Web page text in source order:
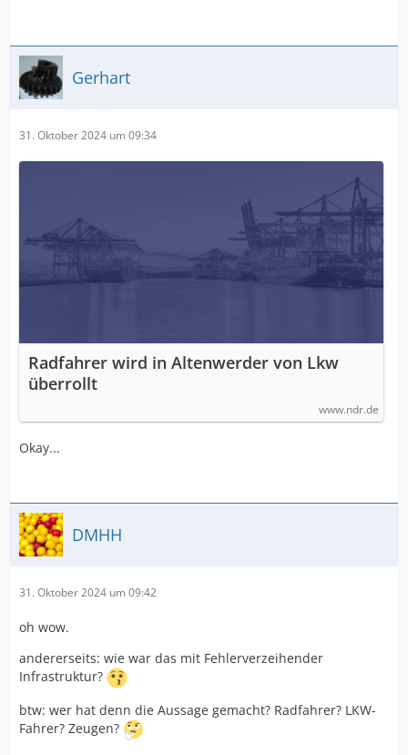
Gerhart
31. Oktober 2024 um 09:34
Radfahrer wird in Altenwerder von Lkw
überrollt
www.ndr.de
Okay...
DMHH
31. Oktober 2024 um 09:42
oh wow.
andererseits: wie war das mit Fehlerverzeihender
Infrastruktur?
btw: wer hat denn die Aussage gemacht? Radfahrer? LKW-
Fahrer? Zeugen?